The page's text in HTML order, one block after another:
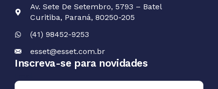
Av. Sete De Setembro, 5793 – Batel
Curitiba, Paraná, 80250-205
(41) 98452-9253
esset@esset.com.br
Inscreva-se para novidades